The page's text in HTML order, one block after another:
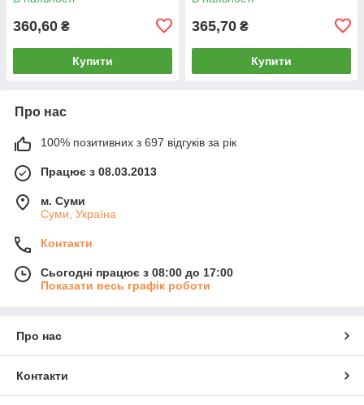
360,60 ₴
Купити
365,70 ₴
Купити
Про нас
100% позитивних з 697 відгуків за рік
Працює з 08.03.2013
м. Суми
Суми, Україна
Контакти
Сьогодні працює з 08:00 до 17:00
Показати весь графік роботи
Про нас
Контакти